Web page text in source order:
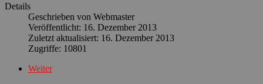
Details
Geschrieben von Webmaster
Veröffentlicht: 16. Dezember 2013
Zuletzt aktualisiert: 16. Dezember 2013
Zugriffe: 10801
Weiter